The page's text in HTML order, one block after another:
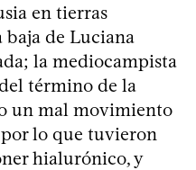
en tierras
baja de Luciana
la mediocampista
término de la
un mal movimiento
lo que tuvieron
hialurónico, y